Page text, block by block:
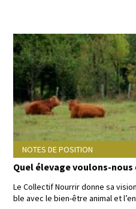
NOTES DE POSITION
Quel élevage voulons-nous
Le Col­lec­tif Nour­rir donne sa
ble avec le bien-être ani­mal et